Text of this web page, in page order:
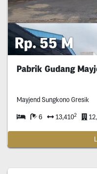
Rp. 55 M
Pabrik Gudang
Mayjend Sungkono Gresik
6 13,4102